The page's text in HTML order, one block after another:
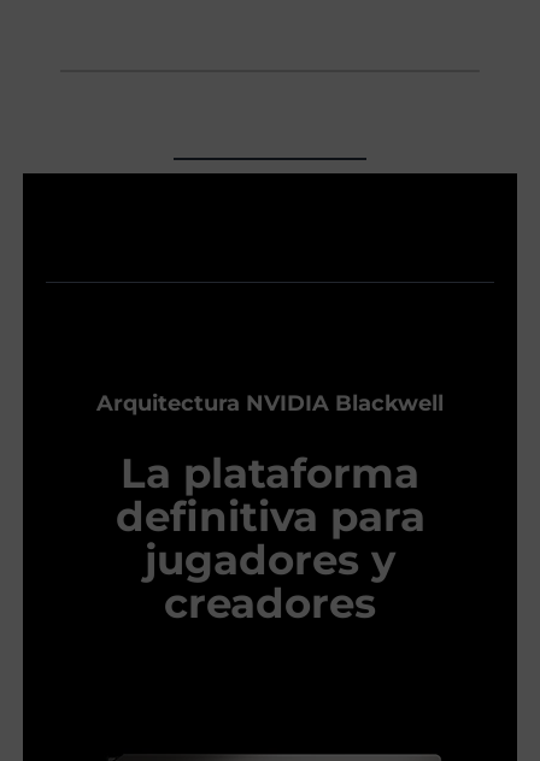
Arquitectura NVIDIA Blackwell
La plataforma
definitiva para
jugadores y
creadores